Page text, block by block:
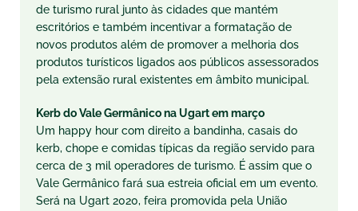
de turismo rural junto às cidades que mantém
escritórios e também incentivar a formatação de
novos produtos além de promover a melhoria dos
produtos turísticos ligados aos públicos assessorados
pela extensão rural existentes em âmbito municipal.
Kerb do Vale Germânico na Ugart em março
Um happy hour com direito a bandinha, casais do
kerb, chope e comidas típicas da região servido para
cerca de 3 mil operadores de turismo. É assim que o
Vale Germânico fará sua estreia oficial em um evento.
Será na Ugart 2020, feira promovida pela União